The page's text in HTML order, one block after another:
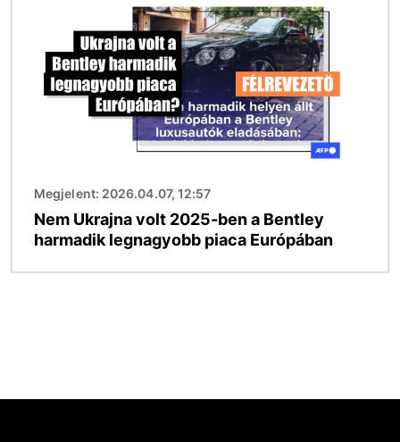
Megjelent: 2026.04.07, 12:57
Nem Ukrajna volt 2025-ben a Bentley
harmadik legnagyobb piaca Európában